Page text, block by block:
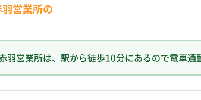
営業所の
羽営業所は、駅から徒歩10分にあるので電車